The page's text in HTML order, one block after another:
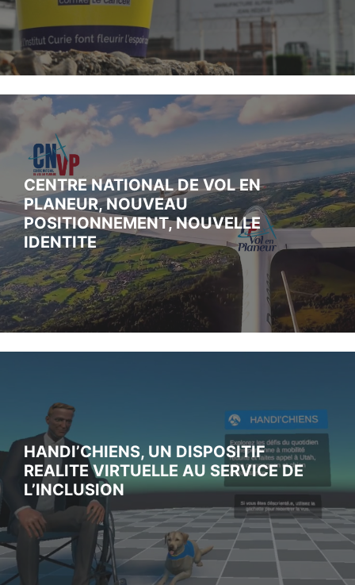
CENTRE NATIONAL DE VOL EN
PLANEUR, NOUVEAU
POSITIONNEMENT, NOUVELLE
IDENTITE
HANDI’CHIENS, UN DISPOSITIF
REALITE VIRTUELLE AU SERVICE DE
L’INCLUSION